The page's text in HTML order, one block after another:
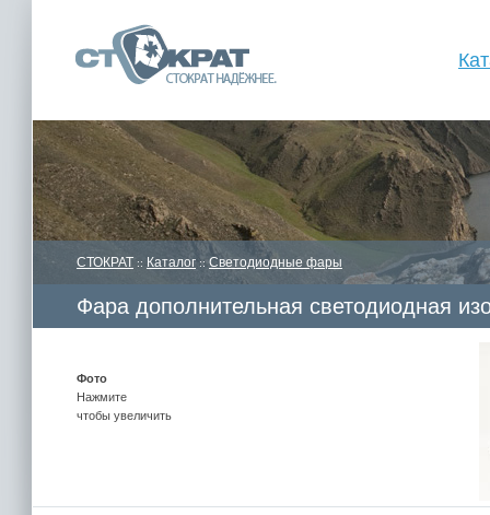
СТОКРАТ :: Каталог :: Светодиодные фары
Фара дополнительная светодиодная
Фото
Нажмите
чтобы увеличить